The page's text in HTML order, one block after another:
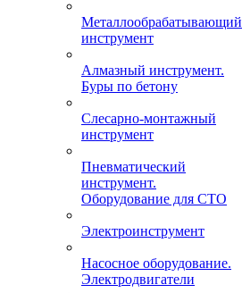
Металлообрабатывающий
инструмент
Алмазный инструмент.
Буры по бетону
Слесарно-монтажный
инструмент
Пневматический
инструмент.
Оборудование для СТО
Электроинструмент
Насосное оборудование.
Электродвигатели